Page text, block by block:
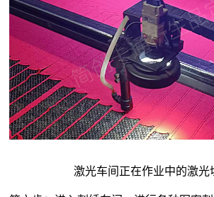
激光车间正在作业中的激光